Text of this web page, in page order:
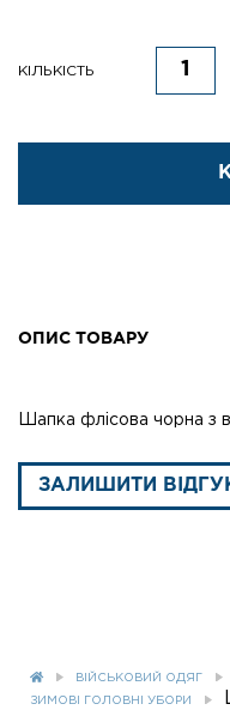
КІЛЬКІСТЬ
ОПИС ТОВАРУ
Шапка флісова чорна з
ЗАЛИШИТИ
ВІЙСЬКОВИЙ ОДЯГ
ЗИМОВІ ГОЛОВНІ УБОРИ